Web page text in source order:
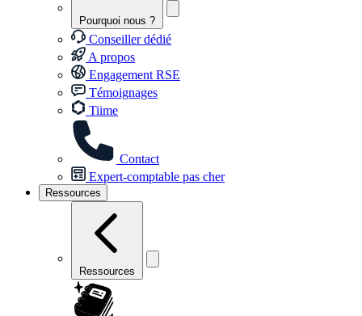
Pourquoi nous ?
Conseiller dédié
A propos
Engagement RSE
Témoignages
Tiime
Contact
Expert-comptable pas cher
Ressources
Ressources